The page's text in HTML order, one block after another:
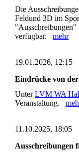
Die
Feldund 3D im
"Ausschreibungen"
verfügbar. mehr
19.01.2026, 12:15
Eindrücke von
UnterLVM WA
Veranstaltung.
11.10.2025, 18:05
Ausschreibungen